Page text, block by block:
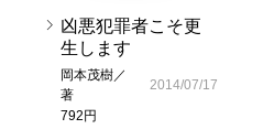
凶悪犯罪者こそ更
生します
岡本茂樹／
著
792円
2014/07/17